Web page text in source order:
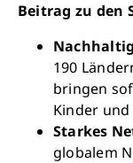
Beitrag zu den
190
bringen
Kinder
Starkes
globalem